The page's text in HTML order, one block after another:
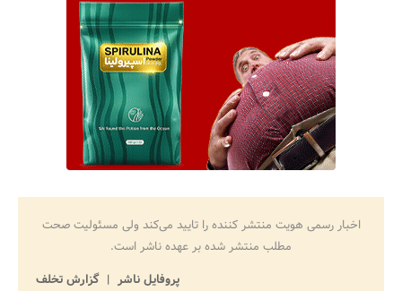
اخبار رسمی هویت منتشر کننده را تایید می‌کند ولی مسئولیت صحت
مطلب منتشر شده بر عهده ناشر است.
پروفایل ناشر
گزارش تخلف